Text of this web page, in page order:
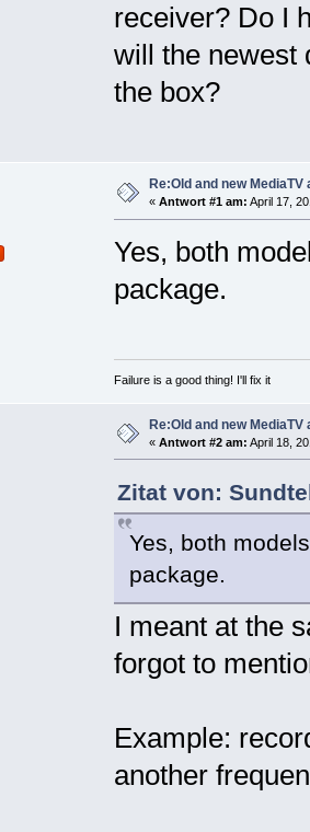
receiver? Do I
will the newest
the box?
Re:Old and new
« Antwort #1 am: April 17,
Yes, both
package.
Failure is a good thing! I'll fix it
Re:Old and new
« Antwort #2 am: April 18,
Zitat von:
Yes, both
package.
I meant at the
forgot to
Example:
another